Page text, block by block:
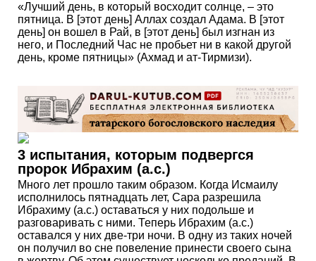
«Лучший день, в который восходит солнце, – это
пятница. В [этот день] Аллах создал Адама. В [этот
день] он вошел в Рай, в [этот день] был изгнан из
него, и Последний Час не пробьет ни в какой другой
день, кроме пятницы» (Ахмад и ат-Тирмизи).
3 испытания, которым подвергся
пророк Ибрахим (а.с.)
Много лет прошло таким образом. Когда Исмаилу
исполнилось пятнадцать лет, Сара разрешила
Ибрахиму (а.с.) оставаться у них подольше и
разговаривать с ними. Теперь Ибрахим (а.с.)
оставался у них две-три ночи. В одну из таких ночей
он получил во сне повеление принести своего сына